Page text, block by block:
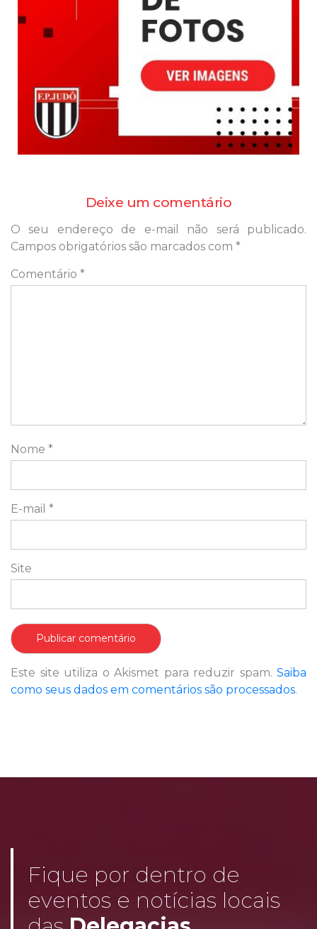
Deixe um comentário
O seu endereço de e-mail não será publicado.
Campos obrigatórios são marcados com *
Comentário *
Nome *
E-mail *
Site
Este site utiliza o Akismet para reduzir spam. Saiba
como seus dados em comentários são processados.
Fique por dentro de
eventos e notícias locais